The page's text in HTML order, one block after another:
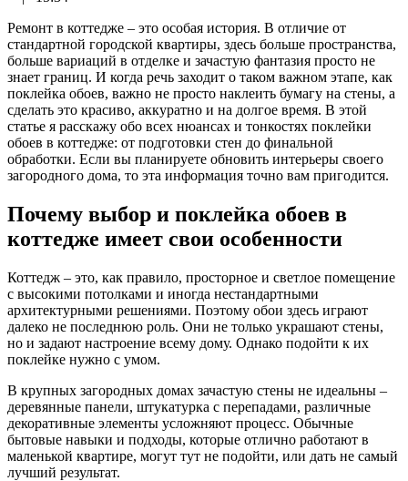
Ремонт в коттедже – это особая история. В отличие от
стандартной городской квартиры, здесь больше пространства,
больше вариаций в отделке и зачастую фантазия просто не
знает границ. И когда речь заходит о таком важном этапе, как
поклейка обоев, важно не просто наклеить бумагу на стены, а
сделать это красиво, аккуратно и на долгое время. В этой
статье я расскажу обо всех нюансах и тонкостях поклейки
обоев в коттедже: от подготовки стен до финальной
обработки. Если вы планируете обновить интерьеры своего
загородного дома, то эта информация точно вам пригодится.
Почему выбор и поклейка обоев в
коттедже имеет свои особенности
Коттедж – это, как правило, просторное и светлое помещение
с высокими потолками и иногда нестандартными
архитектурными решениями. Поэтому обои здесь играют
далеко не последнюю роль. Они не только украшают стены,
но и задают настроение всему дому. Однако подойти к их
поклейке нужно с умом.
В крупных загородных домах зачастую стены не идеальны –
деревянные панели, штукатурка с перепадами, различные
декоративные элементы усложняют процесс. Обычные
бытовые навыки и подходы, которые отлично работают в
маленькой квартире, могут тут не подойти, или дать не самый
лучший результат.